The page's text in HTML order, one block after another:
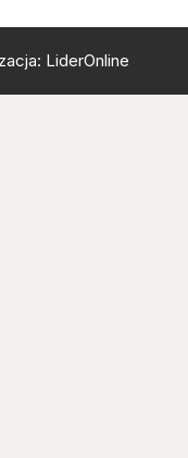
LiderOnline